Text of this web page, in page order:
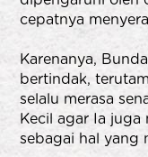
cepatnya
Karenanya,
bertindak,
selalu merasa
Kecil agar Ia juga
sebagai hal yang